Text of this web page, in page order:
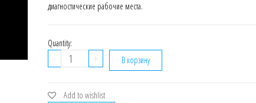
диагностические рабочие места.
Quantity:
-
Количество
Монитор
21X3M
+ В корзину
Add to wishlist